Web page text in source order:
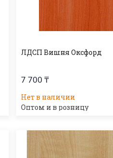
ЛДСП Вишня Оксфорд
7 700 ₸
Нет в наличии
Оптом и в розницу